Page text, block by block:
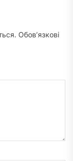
Обов’язкові